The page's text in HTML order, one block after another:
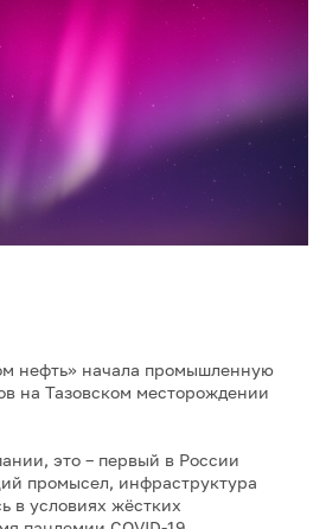
нефть» начала промышленную
на Тазовском месторождении
это – первый в России
промысел, инфраструктура
в условиях жёстких